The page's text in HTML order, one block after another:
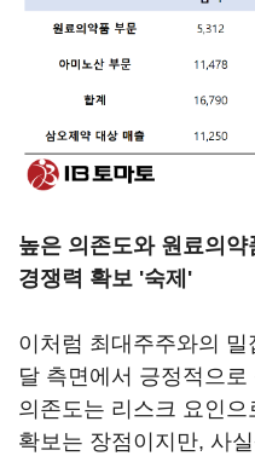
높은 의존도와 원료의
경쟁력 확보 '숙제'
이처럼 최대주주와의
달 측면에서 긍정적으
의존도는 리스크 요인
확보는 장점이지만, 사